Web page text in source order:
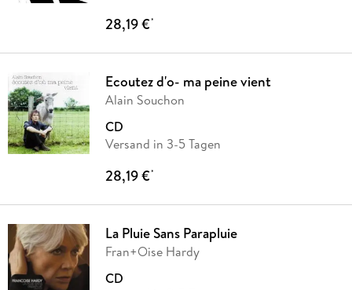
28,19 €*
Ecoutez d'o- ma peine vient
Alain Souchon
CD
Versand in 3-5 Tagen
28,19 €*
La Pluie Sans Parapluie
Fran+Oise Hardy
CD